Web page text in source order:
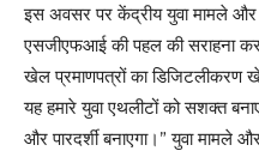
इस अवसर पर केंद्रीय युवा मामले
एसजीएफआई की पहल की सराहना
खेल प्रमाणपत्रों का डिजिटलीकरण
यह हमारे युवा एथलीटों को सशक्त
और पारदर्शी बनाएगा।” युवा मामले